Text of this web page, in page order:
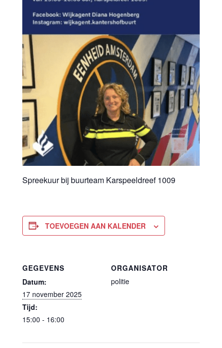
Spreekuur bij buurteam Karspeeldreef 1009
TOEVOEGEN AAN KALENDER
GEGEVENS
Datum:
17 november 2025
Tijd:
15:00 - 16:00
ORGANISATOR
politie